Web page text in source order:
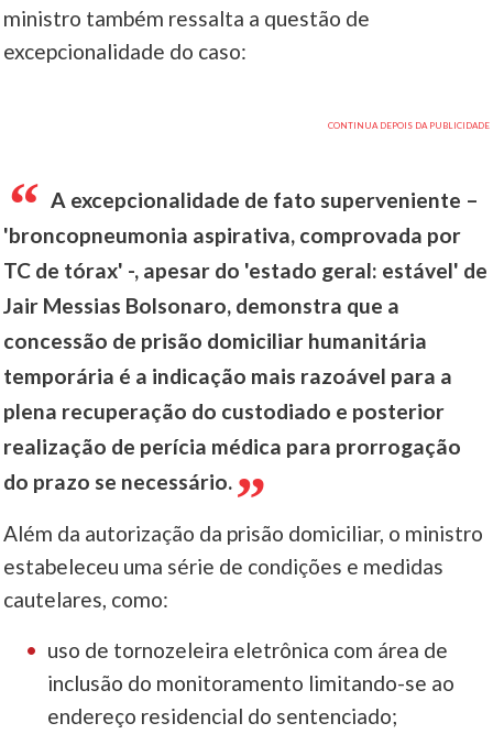
ministro também ressalta a questão de
excepcionalidade do caso:
A excepcionalidade de fato superveniente –
'broncopneumonia aspirativa, comprovada por
TC de tórax' -, apesar do 'estado geral: estável' de
Jair Messias Bolsonaro, demonstra que a
concessão de prisão domiciliar humanitária
temporária é a indicação mais razoável para a
plena recuperação do custodiado e posterior
realização de perícia médica para prorrogação
do prazo se necessário.
Além da autorização da prisão domiciliar, o ministro
estabeleceu uma série de condições e medidas
cautelares, como:
uso de tornozeleira eletrônica com área de
inclusão do monitoramento limitando-se ao
endereço residencial do sentenciado;